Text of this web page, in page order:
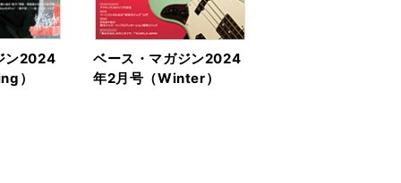
ン2024
）
ベース・マガジン2024
年2月号（Winter）